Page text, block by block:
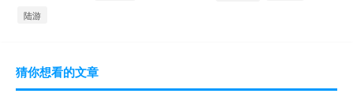
陆游
猜你想看的文章